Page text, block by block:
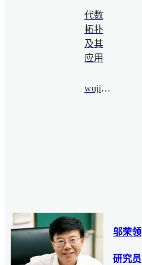
代数
拓扑
及其
应用
wujie@bimsa.cn
邬荣领
研究员